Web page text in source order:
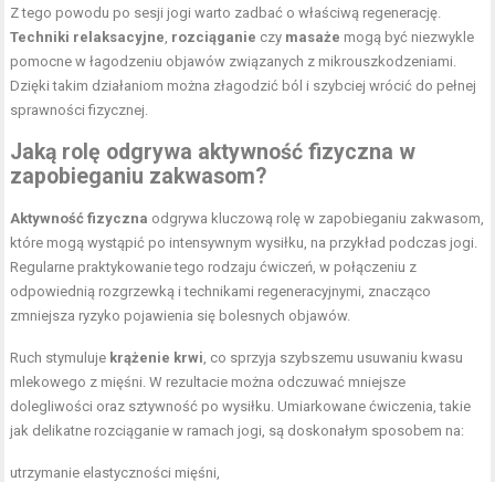
Z tego powodu po sesji jogi warto zadbać o właściwą regenerację.
Techniki relaksacyjne rozciąganie czy masaże mogą być niezwykle
pomocne w łagodzeniu objawów związanych z mikrouszkodzeniami.
Dzięki takim działaniom można złagodzić ból i szybciej wrócić do pełnej
sprawności fizycznej.
Jaką rolę odgrywa aktywność fizyczna w
zapobieganiu zakwasom?
Aktywność fizyczna odgrywa kluczową rolę w zapobieganiu zakwasom,
które mogą wystąpić po intensywnym wysiłku, na przykład podczas jogi.
Regularne praktykowanie tego rodzaju ćwiczeń, w połączeniu z
odpowiednią rozgrzewką i technikami regeneracyjnymi, znacząco
zmniejsza ryzyko pojawienia się bolesnych objawów.
Ruch stymuluje krążenie krwi , co sprzyja szybszemu usuwaniu kwasu
mlekowego z mięśni. W rezultacie można odczuwać mniejsze
dolegliwości oraz sztywność po wysiłku. Umiarkowane ćwiczenia, takie
jak delikatne rozciąganie w ramach jogi, są doskonałym sposobem na:
utrzymanie elastyczności mięśni,